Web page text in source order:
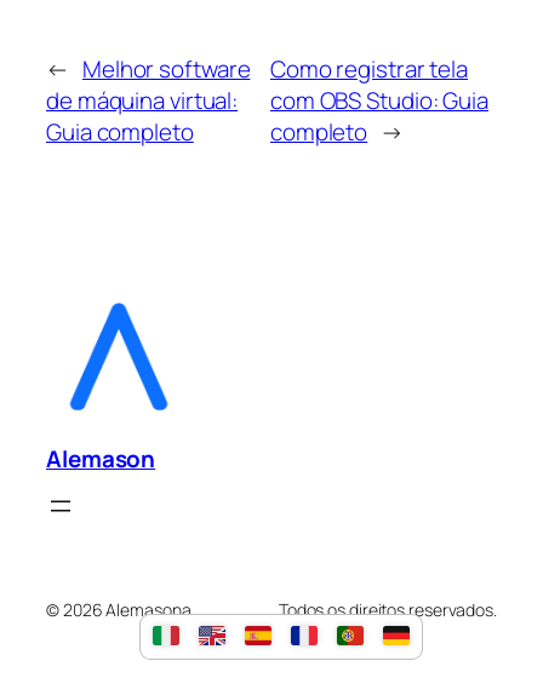
← Melhor software
de máquina virtual:
Guia completo
Como registrar tela
com OBS Studio: Guia
completo →
Alemason
© 2026 Alemasona. Todos os direitos reservados.